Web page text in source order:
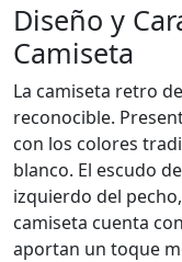
Diseño y
Camiseta
La camiseta retro
reconocible.
con los colores
blanco. El escudo
izquierdo del
camiseta cuenta
aportan un toque